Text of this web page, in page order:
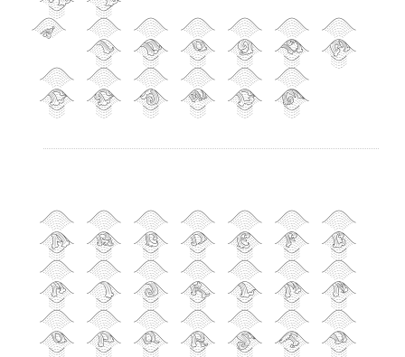
เ แ ๐ ๑ ๒ ๓
๔ ๕ ๖ ๗ ๘ ๙
A B C D E F G
H I J K L M N
O P Q R S T U